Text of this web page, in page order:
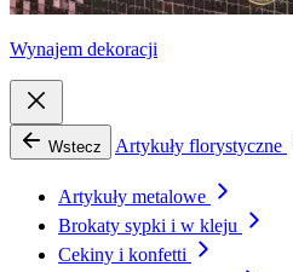
Wynajem dekoracji
Wstecz Artykuły florystyczne
Artykuły metalowe
Brokaty sypki i w kleju
Cekiny i konfetti